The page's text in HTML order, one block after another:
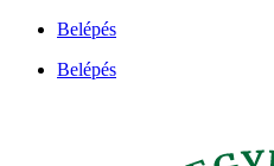
Ugrás
tartalomhoz
Belépés
Belépés